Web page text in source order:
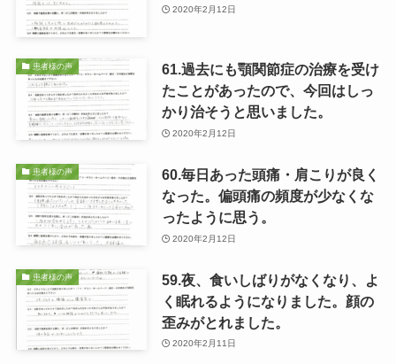
2020年2月12日
患者様の声
61.過去にも顎関節症の治療を受け
たことがあったので、今回はしっ
かり治そうと思いました。
2020年2月12日
患者様の声
60.毎日あった頭痛・肩こりが良く
なった。偏頭痛の頻度が少なくな
ったように思う。
2020年2月12日
患者様の声
59.夜、食いしばりがなくなり、よ
く眠れるようになりました。顔の
歪みがとれました。
2020年2月11日